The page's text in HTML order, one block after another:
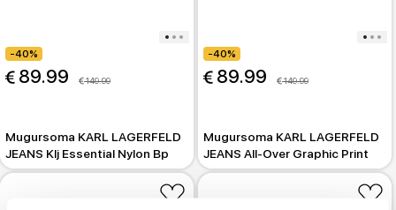
-40%
89.99 149.99
Mugursoma KARL LAGERFELD
JEANS Klj Essential Nylon Bp
-40%
89.99 149.99
Mugursoma KARL LAGERFELD
JEANS All-Over Graphic Print